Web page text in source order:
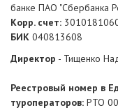
банке ПАО "Сбербанка
Корр. счет:
БИК 040813608
Директор - Тищенко
Реестровый номер в
туроператоров: РТО